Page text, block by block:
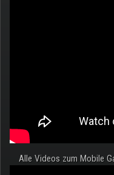
Alle Videos zum Mobile